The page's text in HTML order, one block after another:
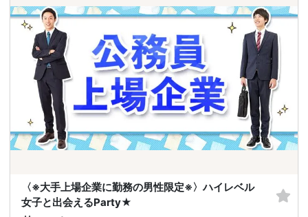
〈※大手上場企業に勤務の男性限定※〉ハイレベル
女子と出会えるParty★